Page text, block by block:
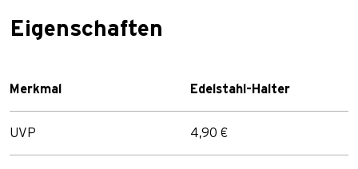
Eigenschaften
Merkmal Edelstahl-Halter
UVP 4,90 €